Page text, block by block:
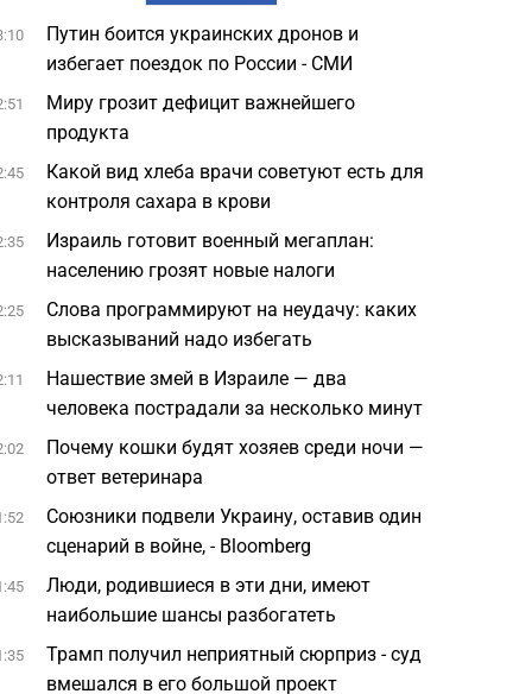
Путин боится украинских дронов и
избегает поездок по России - СМИ
Миру грозит дефицит важнейшего
продукта
Какой вид хлеба врачи советуют есть для
контроля сахара в крови
Израиль готовит военный мегаплан:
населению грозят новые налоги
Слова программируют на неудачу: каких
высказываний надо избегать
Нашествие змей в Израиле — два
человека пострадали за несколько минут
Почему кошки будят хозяев среди ночи —
ответ ветеринара
Союзники подвели Украину, оставив один
сценарий в войне, - Bloomberg
Люди, родившиеся в эти дни, имеют
наибольшие шансы разбогатеть
Трамп получил неприятный сюрприз - суд
вмешался в его большой проект